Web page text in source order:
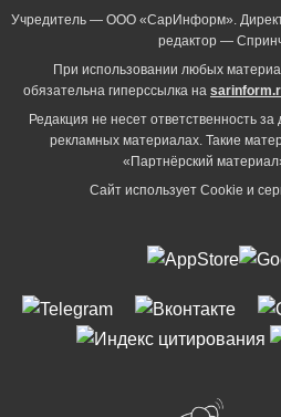
Учредитель — ООО «СарИнформ».
редактор —
При использовании любых
обязательна гиперссылка на
Редакция не несет ответственность
рекламных материалах. Такие
«Партнёрский
Сайт использует Cookie и